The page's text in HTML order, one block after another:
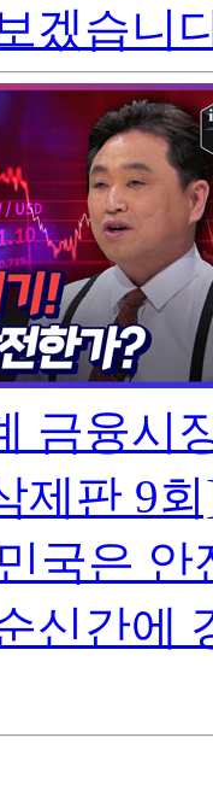
겠습니
금융시
제판 9
국은 안
신간에